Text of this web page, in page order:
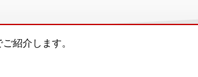
紹介します。